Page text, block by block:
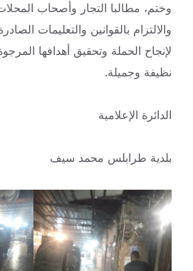
وختم، مطالبا التجار وأصحاب
والالتزام بالقوانين والتعليمات
لإنجاح الحملة وتحقيق أهدافها
نظيفة وجميلة.
الدائرة الإعلامية
بلدية طرابلس محمد سيف